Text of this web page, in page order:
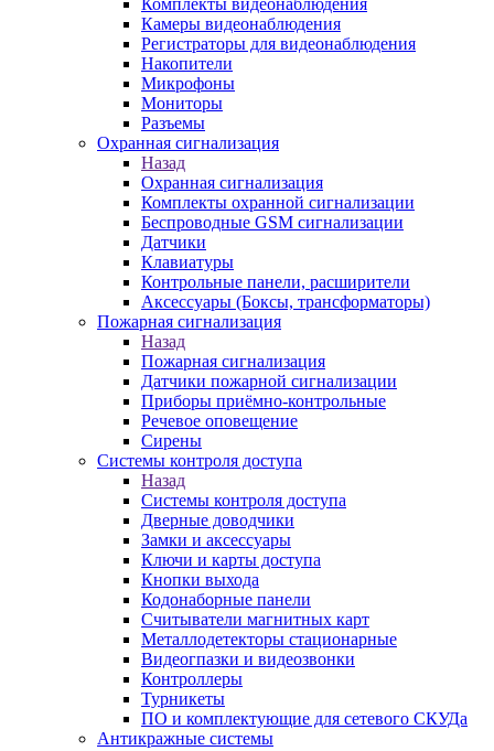
Комплекты видеонаблюдения
Камеры видеонаблюдения
Регистраторы для видеонаблюдения
Накопители
Микрофоны
Мониторы
Разъемы
Охранная сигнализация
Назад
Охранная сигнализация
Комплекты охранной сигнализации
Беспроводные GSM сигнализации
Датчики
Клавиатуры
Контрольные панели, расширители
Аксессуары (Боксы, трансформаторы)
Пожарная сигнализация
Назад
Пожарная сигнализация
Датчики пожарной сигнализации
Приборы приёмно-контрольные
Речевое оповещение
Сирены
Системы контроля доступа
Назад
Системы контроля доступа
Дверные доводчики
Замки и аксессуары
Ключи и карты доступа
Кнопки выхода
Кодонаборные панели
Считыватели магнитных карт
Металлодетекторы стационарные
Видеогпазки и видеозвонки
Контроллеры
Турникеты
ПО и комплектующие для сетевого СКУДа
Антикражные системы